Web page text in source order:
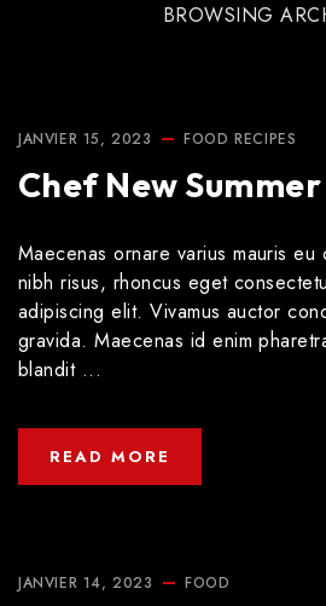
BROWSING
JANVIER 15, 2023 FOOD RECIPES
Chef New
Maecenas ornare varius mauris eu
nibh risus, rhoncus eget
adipiscing elit. Vivamus auctor
gravida. Maecenas id enim
blandit ...
READ MORE
JANVIER 14, 2023 FOOD